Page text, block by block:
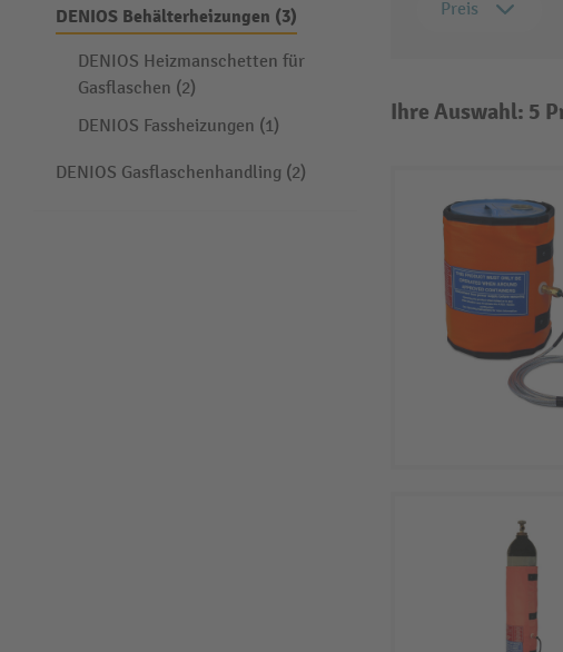
DENIOS Behälterheizungen (3)
DENIOS Heizmanschetten für
Gasflaschen (2)
DENIOS Fassheizungen (1)
DENIOS Gasflaschenhandling (2)
Preis
Ihre Auswahl: 5